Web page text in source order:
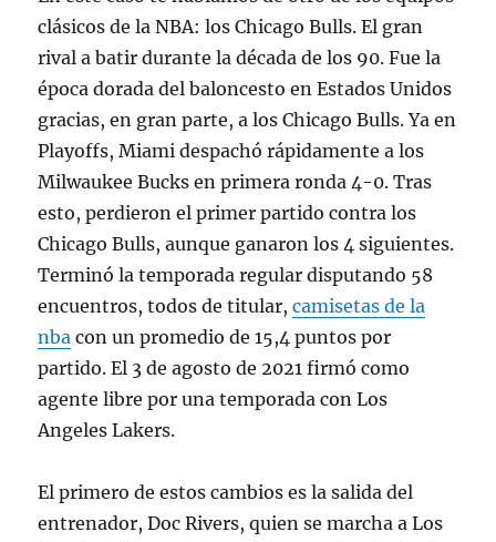
clásicos de la NBA: los Chicago Bulls. El gran
rival a batir durante la década de los 90. Fue la
época dorada del baloncesto en Estados Unidos
gracias, en gran parte, a los Chicago Bulls. Ya en
Playoffs, Miami despachó rápidamente a los
Milwaukee Bucks en primera ronda 4-0. Tras
esto, perdieron el primer partido contra los
Chicago Bulls, aunque ganaron los 4 siguientes.
Terminó la temporada regular disputando 58
encuentros, todos de titular,camisetas de la
nba con un promedio de 15,4 puntos por
partido. El 3 de agosto de 2021 firmó como
agente libre por una temporada con Los
Angeles Lakers.
El primero de estos cambios es la salida del
entrenador, Doc Rivers, quien se marcha a Los